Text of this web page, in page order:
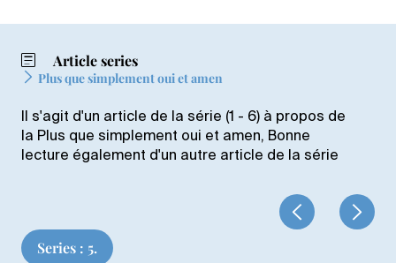
Article series
Plus que simplement oui et amen
Il s'agit d'un article de la série (1 - 6) à propos de
la Plus que simplement oui et amen, Bonne
lecture également d'un autre article de la série
Series : 5.